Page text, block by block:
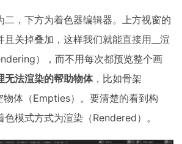
二，下方为着色器编辑器。上方视窗的
关掉叠加，这样我们就能直接用__渲
），而不用每次都预览整个画
无法渲染的帮助物体，比如骨架
物体（Empties）。要清楚的看到构
模式方式为渲染（Rendered）。